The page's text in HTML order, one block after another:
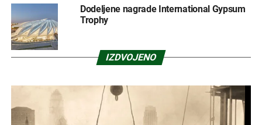
Dodeljene nagrade International Gypsum
Trophy
IZDVOJENO